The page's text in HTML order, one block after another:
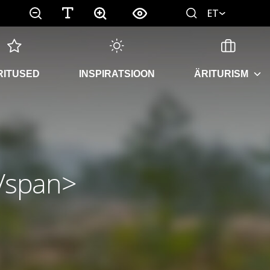
ET
INSPIRATSIOON ÄRITURISM